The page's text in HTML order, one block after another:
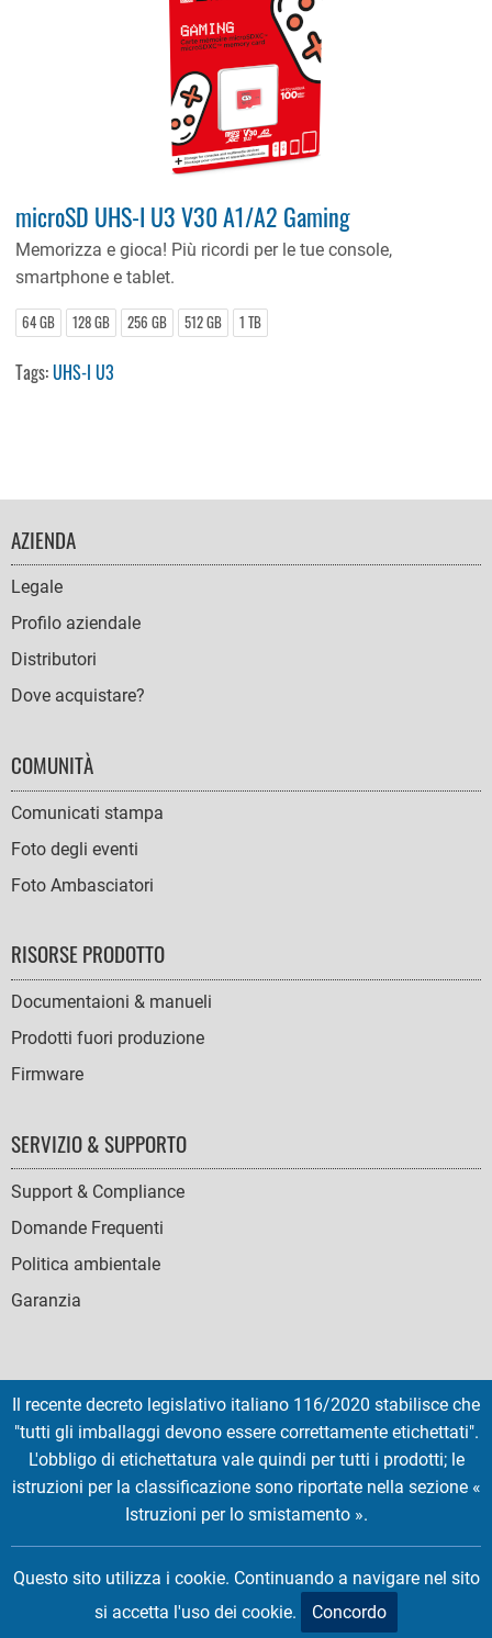
microSD UHS-I U3 V30 A1/A2 Gaming
Memorizza e gioca! Più ricordi per le tue console,
smartphone e tablet.
64 GB 128 GB 256 GB 512 GB 1 TB
Tags:UHS-I U3
FOOTER
NAVIGATION
AZIENDA
Legale
Profilo aziendale
Distributori
Dove acquistare?
COMUNITÀ
Comunicati stampa
Foto degli eventi
Foto Ambasciatori
RISORSE PRODOTTO
Documentaioni & manueli
Prodotti fuori produzione
Firmware
SERVIZIO & SUPPORTO
Support & Compliance
Domande Frequenti
Politica ambientale
Garanzia
SOCIAL
ICONS
English French Deutsch Italian Español
Copyright © 2026 EMTEC, All rights reserved.
EMTEC® IS A REGISTERED TRADEMARK OF THE DEXXON GROUP.
Il recente decreto legislativo italiano 116/2020 stabilisce che
"tutti gli imballaggi devono essere correttamente etichettati".
L'obbligo di etichettatura vale quindi per tutti i prodotti; le
istruzioni per la classificazione sono riportate nella sezione «
Istruzioni per lo smistamento ».
Questo sito utilizza i cookie. Continuando a navigare nel sito
si accetta l'uso dei cookie.
Concordo